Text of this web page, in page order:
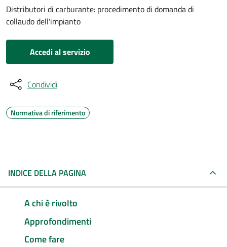
Distributori di carburante: procedimento di domanda di
collaudo dell'impianto
Accedi al servizio
Condividi
Normativa di riferimento
INDICE DELLA PAGINA
A chi è rivolto
Approfondimenti
Come fare